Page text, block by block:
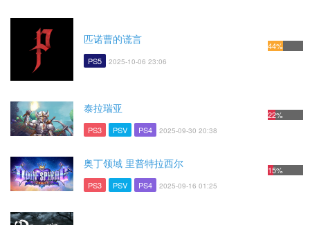
匹诺曹的谎言
PS5 2025-10-06 23:06
44%
泰拉瑞亚
PS3 PSV PS4 2025-09-30 20:38
22%
奥丁领域 里普特拉西尔
PS3 PSV PS4 2025-09-16 01:25
15%